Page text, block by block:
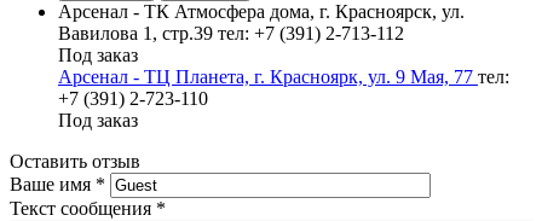
Арсенал - ТК Атмосфера дома, г. Красноярск, ул.
Вавилова 1, стр.39 тел: +7 (391) 2-713-112
Под заказ
Арсенал - ТЦ Планета, г. Красноярк, ул. 9 Мая, 77 тел:
+7 (391) 2-723-110
Под заказ
Оставить отзыв
Ваше имя *
Текст сообщения *